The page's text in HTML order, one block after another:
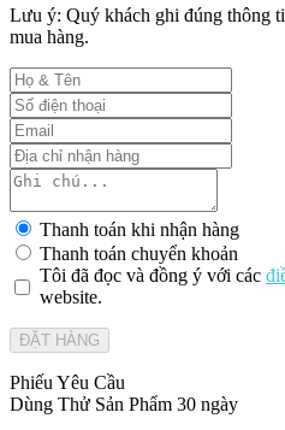
Lưu ý: Quý khách ghi đúng thông
mua hàng.
Thanh toán khi nhận hàng
Thanh toán chuyển khoản
Tôi đã đọc và đồng ý với các
website.
ĐẶT HÀNG
Phiếu Yêu Cầu
Dùng Thử Sản Phẩm 30 ngày